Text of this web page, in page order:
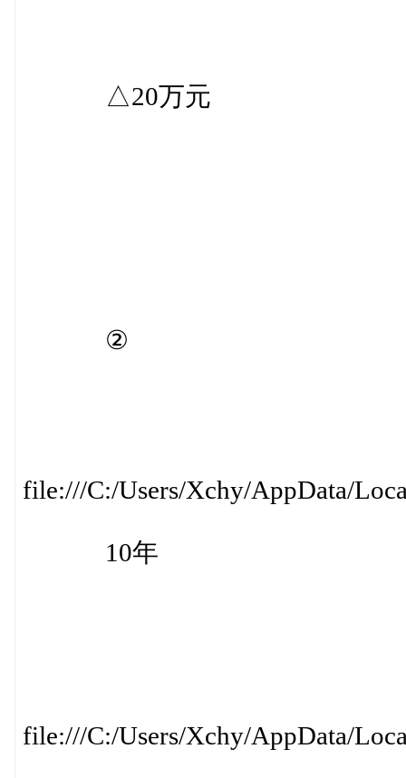
△20万元
②
file:///C:/Users/Xchy/AppData/
10年
file:///C:/Users/Xchy/AppData/